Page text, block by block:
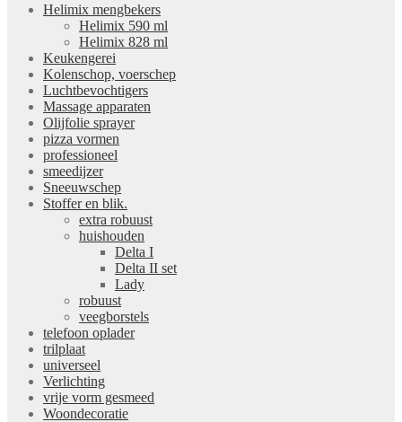
Helimix mengbekers
Helimix 590 ml
Helimix 828 ml
Keukengerei
Kolenschop, voerschep
Luchtbevochtigers
Massage apparaten
Olijfolie sprayer
pizza vormen
professioneel
smeedijzer
Sneeuwschep
Stoffer en blik.
extra robuust
huishouden
Delta I
Delta II set
Lady
robuust
veegborstels
telefoon oplader
trilplaat
universeel
Verlichting
vrije vorm gesmeed
Woondecoratie